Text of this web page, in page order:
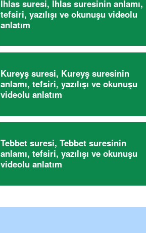
İhlas suresi, İhlas suresinin anlamı,
tefsiri, yazılışı ve okunuşu videolu
anlatım
Kureyş suresi, Kureyş suresinin
anlamı, tefsiri, yazılışı ve okunuşu
videolu anlatım
Tebbet suresi, Tebbet suresinin
anlamı, tefsiri, yazılışı ve okunuşu
videolu anlatım